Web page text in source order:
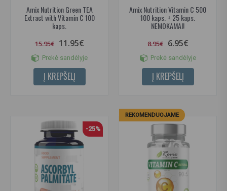
Amix Nutrition Green TEA
Extract with Vitamin C 100
kaps.
15.95€ 11.95€
Prekė sandėlyje
Į KREPŠELĮ
Amix Nutrition Vitamin C 500
100 kaps. + 25 kaps.
NEMOKAMAI!
8.95€ 6.95€
Prekė sandėlyje
Į KREPŠELĮ
-25%
REKOMENDUOJAME